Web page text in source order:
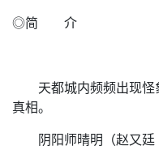
◎简 介
天都城内频频出现怪
真相。
阴阳师晴明（赵又廷